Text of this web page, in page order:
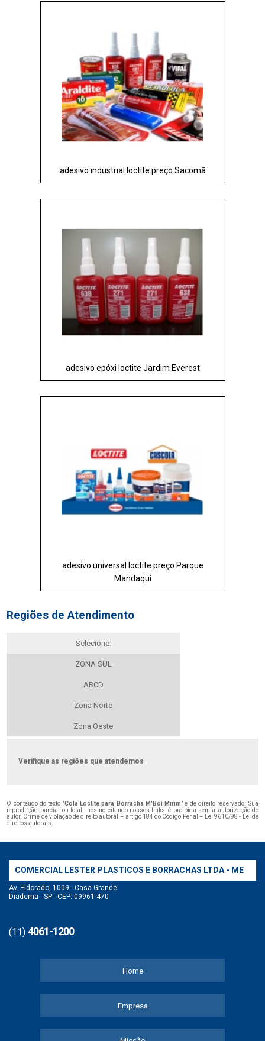
adesivo industrial loctite preço Sacomã
adesivo epóxi loctite Jardim Everest
adesivo universal loctite preço Parque
Mandaqui
Regiões de Atendimento
Selecione:
ZONA SUL
ABCD
Zona Norte
Zona Oeste
Verifique as regiões que atendemos
O conteúdo do texto "Cola Loctite para Borracha M'Boi Mirim" é de direito reservado. Sua
reprodução, parcial ou total, mesmo citando nossos links, é proibida sem a autorização do
autor. Crime de violação de direito autoral – artigo 184 do Código Penal –
Lei 9610/98 - Lei de
direitos autorais
COMERCIAL LESTER PLASTICOS E BORRACHAS LTDA - ME
Av. Eldorado, 1009 - Casa Grande
Diadema - SP - CEP: 09961-470
(11) 4061-1200
Home
Empresa